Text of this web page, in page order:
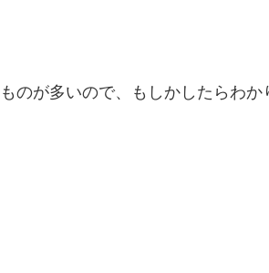
のが多いので、もしかしたらわ